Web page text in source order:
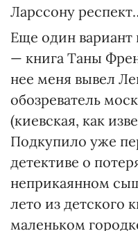
Ларссону
Еще один вариант
— книга Таны
нее меня вывел
обозреватель
(киевская, как
Подкупило уже
детективе о
неприкаянном
лето из детского
маленьком